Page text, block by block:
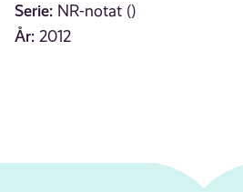
Serie: NR-notat ()
År: 2012